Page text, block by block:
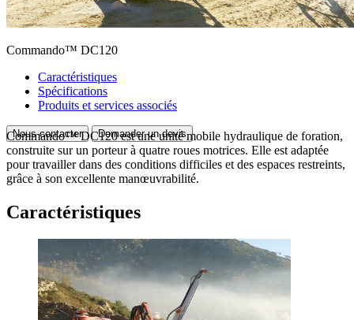
Commando™ DC120
Caractéristiques
Spécifications
Produits et services associés
Nous contacter Demander un devis
Commando™ DC120 est une unité mobile hydraulique de foration,
construite sur un porteur à quatre roues motrices. Elle est adaptée
pour travailler dans des conditions difficiles et des espaces restreints,
grâce à son excellente manœuvrabilité.
Caractéristiques